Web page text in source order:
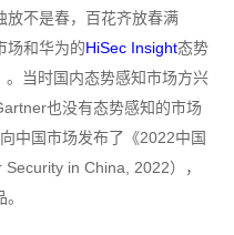
放不是春，百花齐放春满
场和华为的HiSec Insight态势
当时国内态势感知市场方兴
也没有态势感知的市场
中国市场发布了《2022中国
in China, 2022），